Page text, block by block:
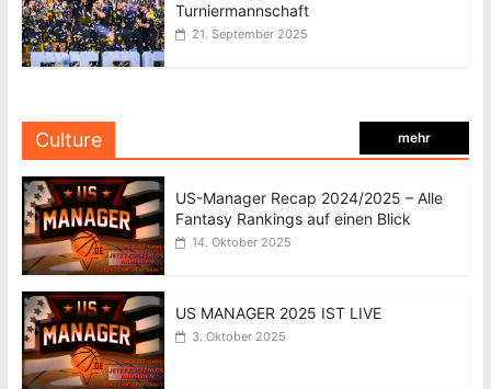
Turniermannschaft
21. September 2025
Culture mehr
US-Manager Recap 2024/2025 – Alle
Fantasy Rankings auf einen Blick
14. Oktober 2025
US MANAGER 2025 IST LIVE
3. Oktober 2025